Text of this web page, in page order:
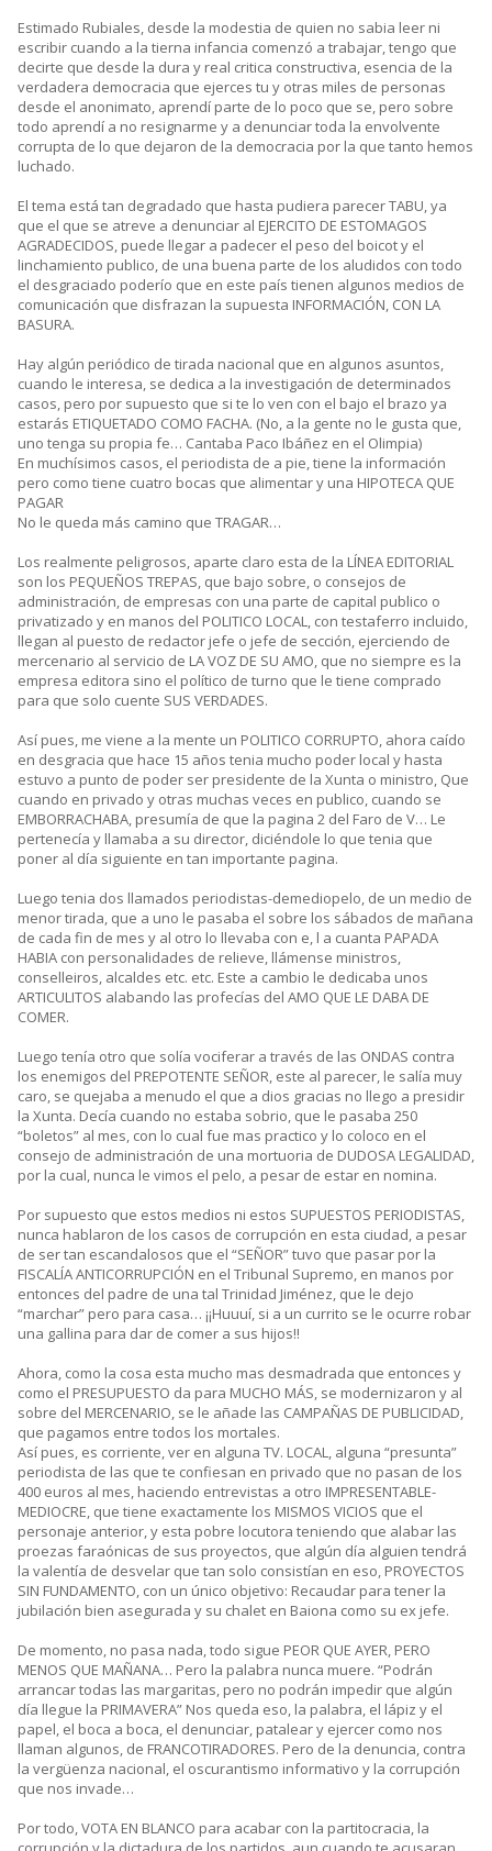
Estimado Rubiales, desde la modestia de quien no sabia leer ni
escribir cuando a la tierna infancia comenzó a trabajar, tengo que
decirte que desde la dura y real critica constructiva, esencia de la
verdadera democracia que ejerces tu y otras miles de personas
desde el anonimato, aprendí parte de lo poco que se, pero sobre
todo aprendí a no resignarme y a denunciar toda la envolvente
corrupta de lo que dejaron de la democracia por la que tanto hemos
luchado.
El tema está tan degradado que hasta pudiera parecer TABU, ya
que el que se atreve a denunciar al EJERCITO DE ESTOMAGOS
AGRADECIDOS, puede llegar a padecer el peso del boicot y el
linchamiento publico, de una buena parte de los aludidos con todo
el desgraciado poderío que en este país tienen algunos medios de
comunicación que disfrazan la supuesta INFORMACIÓN, CON LA
BASURA.
Hay algún periódico de tirada nacional que en algunos asuntos,
cuando le interesa, se dedica a la investigación de determinados
casos, pero por supuesto que si te lo ven con el bajo el brazo ya
estarás ETIQUETADO COMO FACHA. (No, a la gente no le gusta que,
uno tenga su propia fe… Cantaba Paco Ibáñez en el Olimpia)
En muchísimos casos, el periodista de a pie, tiene la información
pero como tiene cuatro bocas que alimentar y una HIPOTECA QUE
PAGAR
No le queda más camino que TRAGAR…
Los realmente peligrosos, aparte claro esta de la LÍNEA EDITORIAL
son los PEQUEÑOS TREPAS, que bajo sobre, o consejos de
administración, de empresas con una parte de capital publico o
privatizado y en manos del POLITICO LOCAL, con testaferro incluido,
llegan al puesto de redactor jefe o jefe de sección, ejerciendo de
mercenario al servicio de LA VOZ DE SU AMO, que no siempre es la
empresa editora sino el político de turno que le tiene comprado
para que solo cuente SUS VERDADES.
Así pues, me viene a la mente un POLITICO CORRUPTO, ahora caído
en desgracia que hace 15 años tenia mucho poder local y hasta
estuvo a punto de poder ser presidente de la Xunta o ministro, Que
cuando en privado y otras muchas veces en publico, cuando se
EMBORRACHABA, presumía de que la pagina 2 del Faro de V… Le
pertenecía y llamaba a su director, diciéndole lo que tenia que
poner al día siguiente en tan importante pagina.
Luego tenia dos llamados periodistas-demediopelo, de un medio de
menor tirada, que a uno le pasaba el sobre los sábados de mañana
de cada fin de mes y al otro lo llevaba con e, l a cuanta PAPADA
HABIA con personalidades de relieve, llámense ministros,
conselleiros, alcaldes etc. etc. Este a cambio le dedicaba unos
ARTICULITOS alabando las profecías del AMO QUE LE DABA DE
COMER.
Luego tenía otro que solía vociferar a través de las ONDAS contra
los enemigos del PREPOTENTE SEÑOR, este al parecer, le salía muy
caro, se quejaba a menudo el que a dios gracias no llego a presidir
la Xunta. Decía cuando no estaba sobrio, que le pasaba 250
“boletos” al mes, con lo cual fue mas practico y lo coloco en el
consejo de administración de una mortuoria de DUDOSA LEGALIDAD,
por la cual, nunca le vimos el pelo, a pesar de estar en nomina.
Por supuesto que estos medios ni estos SUPUESTOS PERIODISTAS,
nunca hablaron de los casos de corrupción en esta ciudad, a pesar
de ser tan escandalosos que el “SEÑOR” tuvo que pasar por la
FISCALÍA ANTICORRUPCIÓN en el Tribunal Supremo, en manos por
entonces del padre de una tal Trinidad Jiménez, que le dejo
“marchar” pero para casa… ¡¡Huuuí, si a un currito se le ocurre robar
una gallina para dar de comer a sus hijos!!
Ahora, como la cosa esta mucho mas desmadrada que entonces y
como el PRESUPUESTO da para MUCHO MÁS, se modernizaron y al
sobre del MERCENARIO, se le añade las CAMPAÑAS DE PUBLICIDAD,
que pagamos entre todos los mortales.
Así pues, es corriente, ver en alguna TV. LOCAL, alguna “presunta”
periodista de las que te confiesan en privado que no pasan de los
400 euros al mes, haciendo entrevistas a otro IMPRESENTABLE-
MEDIOCRE, que tiene exactamente los MISMOS VICIOS que el
personaje anterior, y esta pobre locutora teniendo que alabar las
proezas faraónicas de sus proyectos, que algún día alguien tendrá
la valentía de desvelar que tan solo consistían en eso, PROYECTOS
SIN FUNDAMENTO, con un único objetivo: Recaudar para tener la
jubilación bien asegurada y su chalet en Baiona como su ex jefe.
De momento, no pasa nada, todo sigue PEOR QUE AYER, PERO
MENOS QUE MAÑANA… Pero la palabra nunca muere. “Podrán
arrancar todas las margaritas, pero no podrán impedir que algún
día llegue la PRIMAVERA” Nos queda eso, la palabra, el lápiz y el
papel, el boca a boca, el denunciar, patalear y ejercer como nos
llaman algunos, de FRANCOTIRADORES. Pero de la denuncia, contra
la vergüenza nacional, el oscurantismo informativo y la corrupción
que nos invade…
Por todo, VOTA EN BLANCO para acabar con la partitocracia, la